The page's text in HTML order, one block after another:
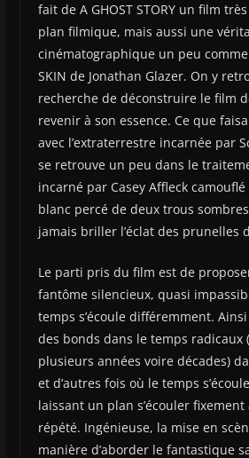
fait de A GHOST STORY un film
plan filmique, mais aussi une
cinématographique un peu comme
SKIN de Jonathan Glazer. On y
recherche de déconstruire le film
revenir à son essence. Ce que
avec l’extraterrestre incarnée par
se retrouve un peu dans le
incarné par Casey Affleck
blanc percé de deux trous
jamais briller l’éclat des prunelles
Le parti pris du film est de
fantôme silencieux, quasi
temps s’écoule différemment.
des bonds dans le temps radicaux
plusieurs années voire décades)
et d’autres fois où le temps
laissant un plan s’écouler fixement
répété. Ingénieuse, la mise en
manière d’aborder le fantastique